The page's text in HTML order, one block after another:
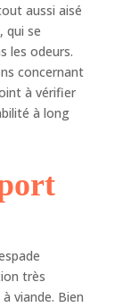
aussi aisé
qui se
les odeurs.
concernant
à vérifier
à long
très
viande. Bien